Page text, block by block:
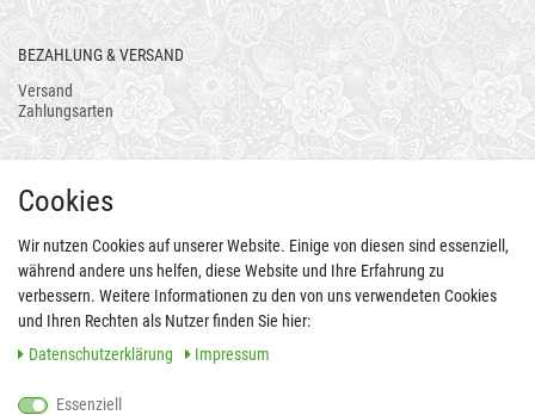
BEZAHLUNG & VERSAND
Versand
Zahlungsarten
Cookies
Wir nutzen Cookies auf unserer Website. Einige von diesen sind essenziell,
während andere uns helfen, diese Website und Ihre Erfahrung zu
verbessern. Weitere Informationen zu den von uns verwendeten Cookies
und Ihren Rechten als Nutzer finden Sie hier:
Daten­schutz­erklärung
Impressum
Essenziell